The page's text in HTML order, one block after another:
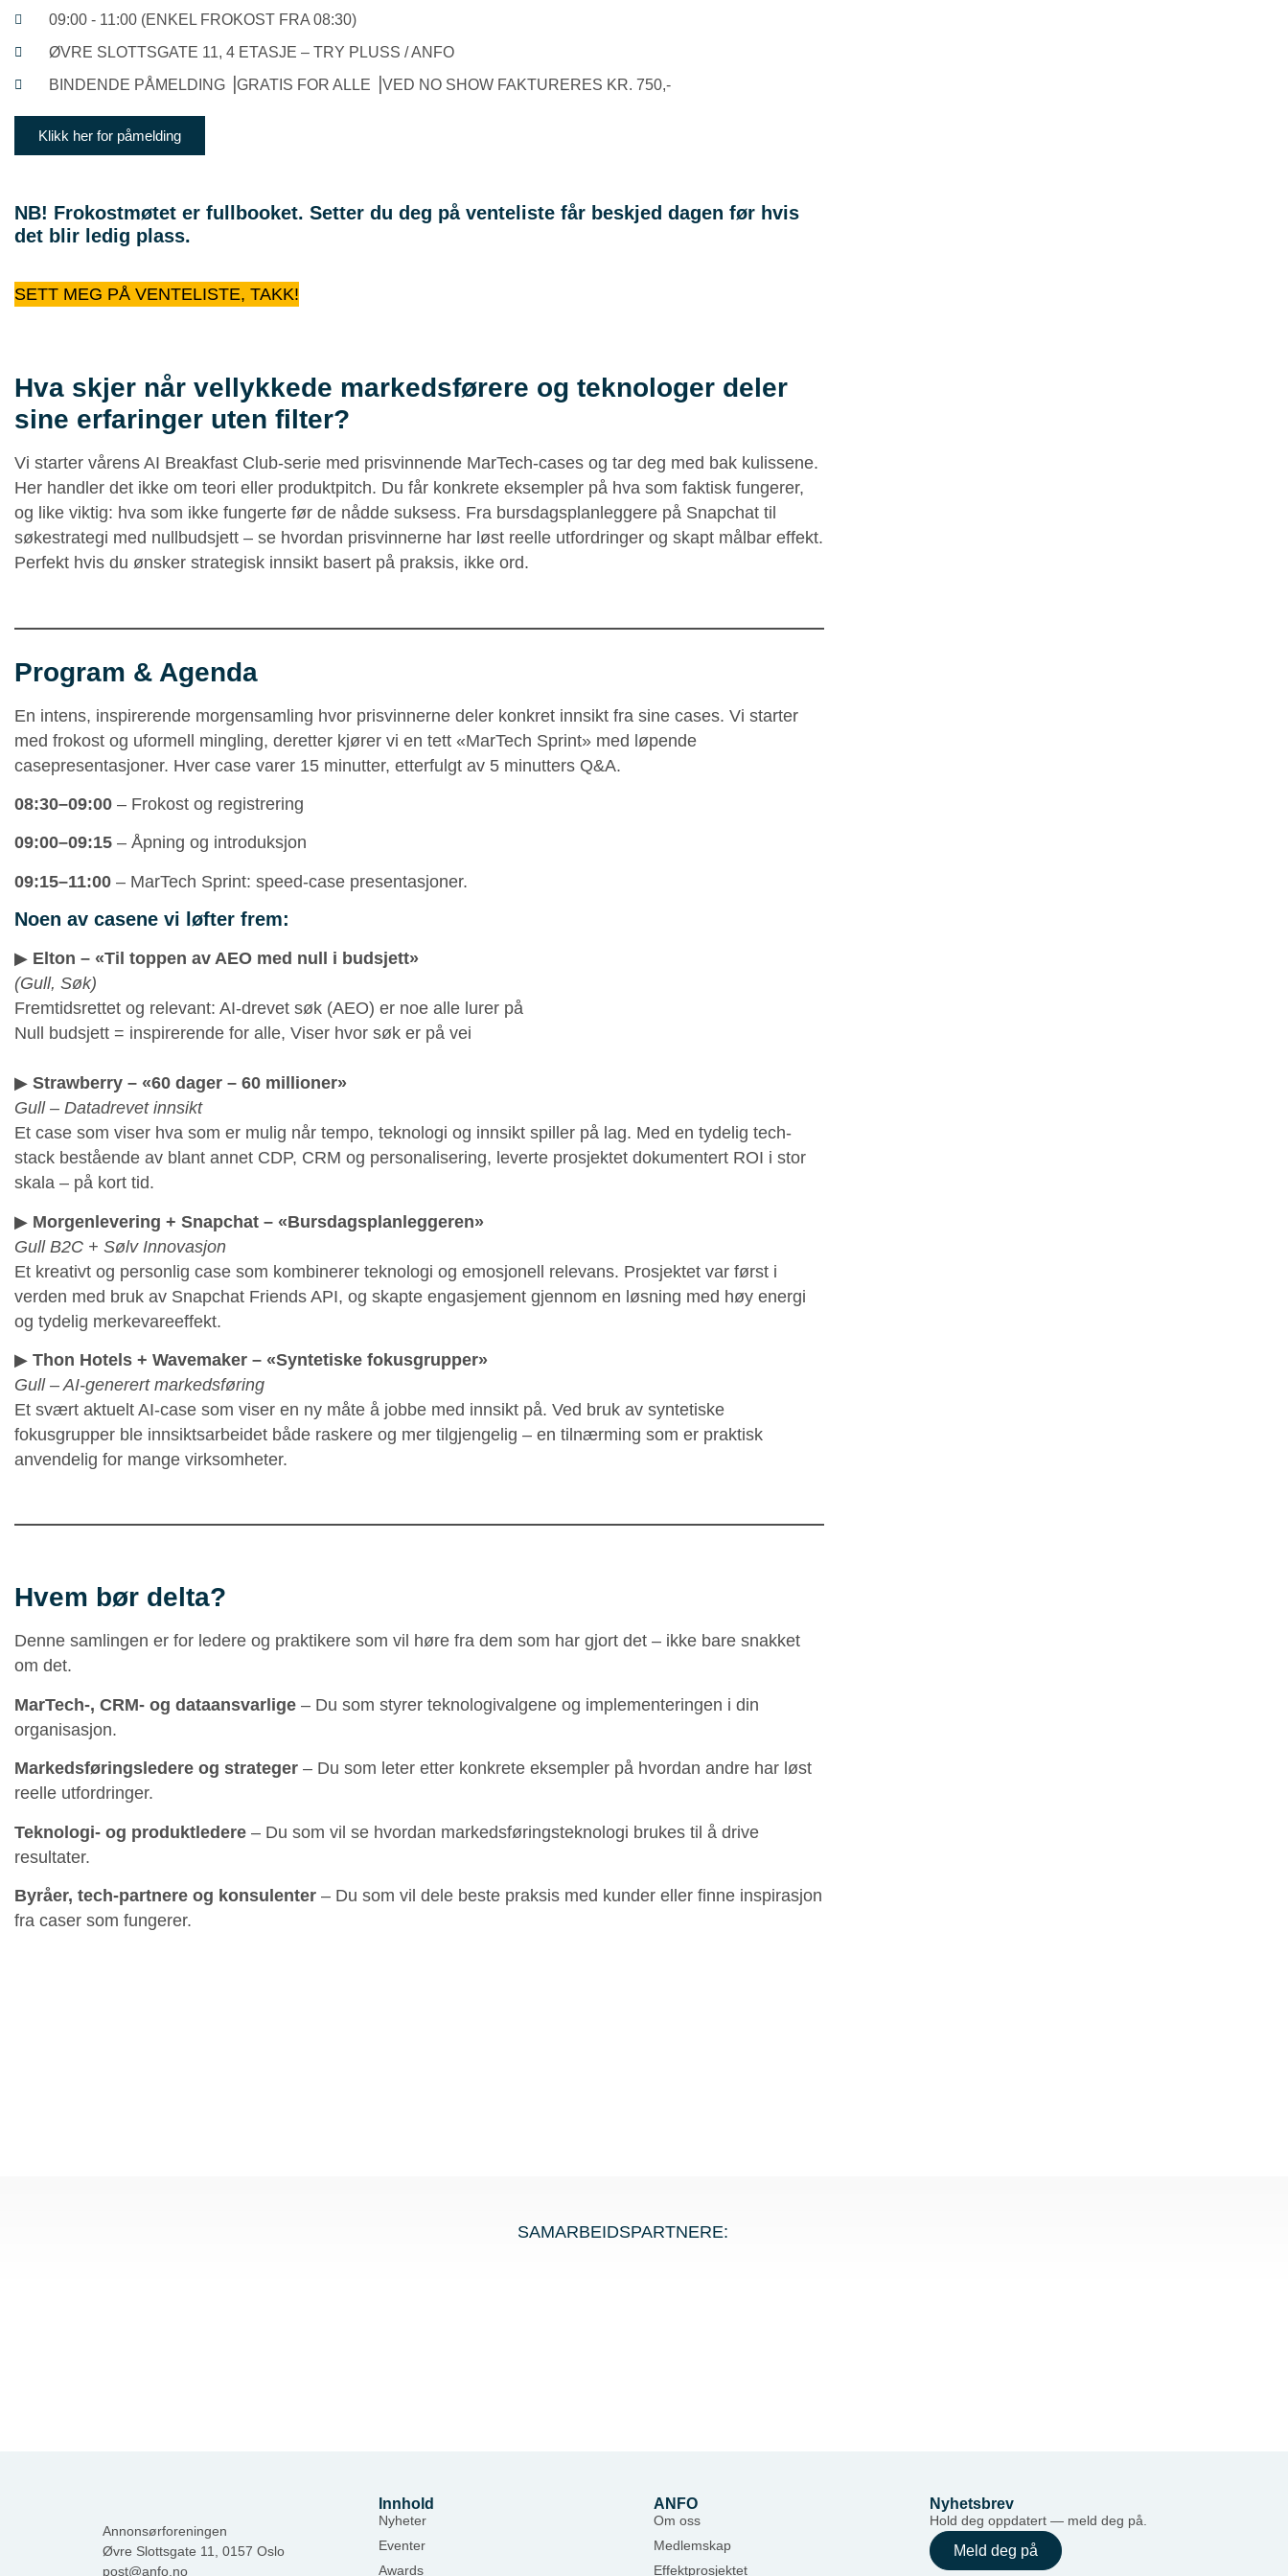
09:00 - 11:00 (ENKEL FROKOST FRA 08:30)
ØVRE SLOTTSGATE 11, 4 ETASJE – TRY PLUSS / ANFO
BINDENDE PÅMELDING ⎟GRATIS FOR ALLE ⎟VED NO SHOW FAKTURERES KR. 750,-
Klikk her for påmelding
NB! Frokostmøtet er fullbooket. Setter du deg på venteliste får beskjed dagen før hvis
det blir ledig plass.
SETT MEG PÅ VENTELISTE, TAKK!
Hva skjer når vellykkede markedsførere og teknologer deler
sine erfaringer uten filter?
Vi starter vårens AI Breakfast Club-serie med prisvinnende MarTech-cases og tar deg med bak kulissene.
Her handler det ikke om teori eller produktpitch. Du får konkrete eksempler på hva som faktisk fungerer,
og like viktig: hva som ikke fungerte før de nådde suksess. Fra bursdagsplanleggere på Snapchat til
søkestrategi med nullbudsjett – se hvordan prisvinnerne har løst reelle utfordringer og skapt målbar effekt.
Perfekt hvis du ønsker strategisk innsikt basert på praksis, ikke ord.
Program & Agenda
En intens, inspirerende morgensamling hvor prisvinnerne deler konkret innsikt fra sine cases. Vi starter
med frokost og uformell mingling, deretter kjører vi en tett «MarTech Sprint» med løpende
casepresentasjoner. Hver case varer 15 minutter, etterfulgt av 5 minutters Q&A.
08:30–09:00 – Frokost og registrering
09:00–09:15 – Åpning og introduksjon
09:15–11:00 – MarTech Sprint: speed-case presentasjoner.
Noen av casene vi løfter frem:
▶︎ Elton – «Til toppen av AEO med null i budsjett»
(Gull, Søk)
Fremtidsrettet og relevant: AI-drevet søk (AEO) er noe alle lurer på
Null budsjett = inspirerende for alle, Viser hvor søk er på vei
▶︎ Strawberry – «60 dager – 60 millioner»
Gull – Datadrevet innsikt
Et case som viser hva som er mulig når tempo, teknologi og innsikt spiller på lag. Med en tydelig tech-
stack bestående av blant annet CDP, CRM og personalisering, leverte prosjektet dokumentert ROI i stor
skala – på kort tid.
▶︎ Morgenlevering + Snapchat – «Bursdagsplanleggeren»
Gull B2C + Sølv Innovasjon
Et kreativt og personlig case som kombinerer teknologi og emosjonell relevans. Prosjektet var først i
verden med bruk av Snapchat Friends API, og skapte engasjement gjennom en løsning med høy energi
og tydelig merkevareeffekt.
▶︎ Thon Hotels + Wavemaker – «Syntetiske fokusgrupper»
Gull – AI-generert markedsføring
Et svært aktuelt AI-case som viser en ny måte å jobbe med innsikt på. Ved bruk av syntetiske
fokusgrupper ble innsiktsarbeidet både raskere og mer tilgjengelig – en tilnærming som er praktisk
anvendelig for mange virksomheter.
Hvem bør delta?
Denne samlingen er for ledere og praktikere som vil høre fra dem som har gjort det – ikke bare snakket
om det.
MarTech-, CRM- og dataansvarlige – Du som styrer teknologivalgene og implementeringen i din
organisasjon.
Markedsføringsledere og strateger – Du som leter etter konkrete eksempler på hvordan andre har løst
reelle utfordringer.
Teknologi- og produktledere – Du som vil se hvordan markedsføringsteknologi brukes til å drive
resultater.
Byråer, tech-partnere og konsulenter – Du som vil dele beste praksis med kunder eller finne inspirasjon
fra caser som fungerer.
SAMARBEIDSPARTNERE:
Annonsørforeningen
Øvre Slottsgate 11, 0157 Oslo
post@anfo.no
Innhold
Nyheter
Eventer
Awards
ANFO
Om oss
Medlemskap
Effektprosjektet
Nyhetsbrev
Hold deg oppdatert — meld deg på.
Meld deg på